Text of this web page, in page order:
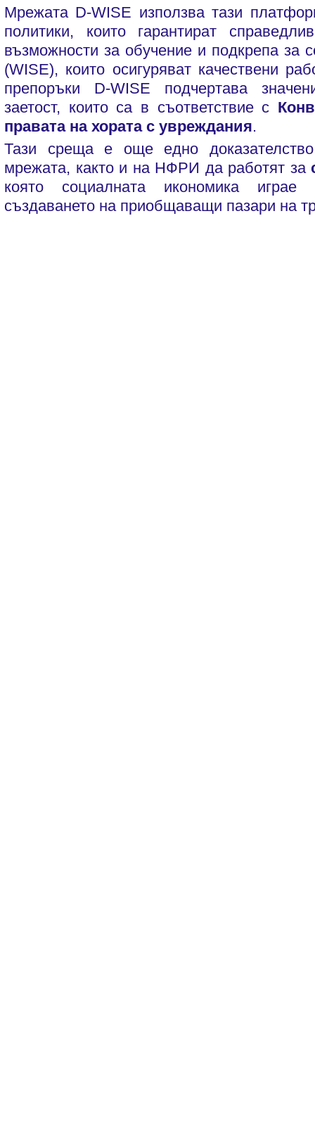
Мрежата D-WISE използва тази
политики, които гарантират
възможности за обучение и подкрепа за
(WISE), които осигуряват качествени
препоръки D-WISE подчертава
заетост, които са в съответствие с
правата на хората с увреждания.
Тази среща е още едно
мрежата, както и на НФРИ да работят за
която социалната икономика
създаването на приобщаващи пазари на